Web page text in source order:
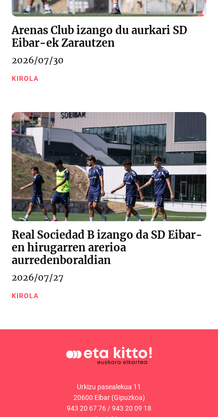
Arenas Club izango du aurkari SD
Eibar-ek Zarautzen
2026/07/30
KIROLA
Real Sociedad B izango da SD Eibar-
en hirugarren arerioa
aurredenboraldian
2026/07/27
KIROLA
Urkizu pasealekua 11
20600 Eibar (Gipuzkoa)
943 20 67 76 /943 20 09 18